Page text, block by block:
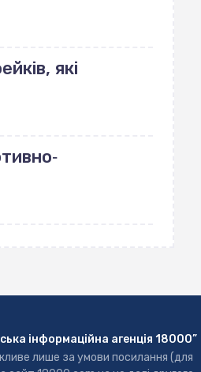
які
інформаційна агенція 18000”
лише за умови посилання (для